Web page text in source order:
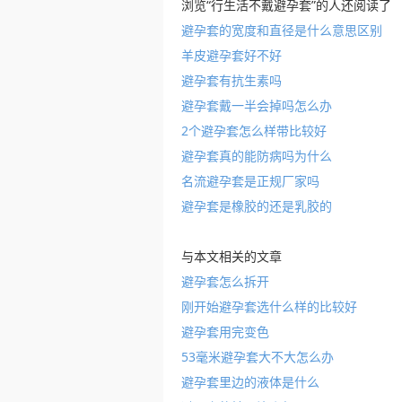
浏览“行生活不戴避孕套”的人还阅读了
避孕套的宽度和直径是什么意思区别
羊皮避孕套好不好
避孕套有抗生素吗
避孕套戴一半会掉吗怎么办
2个避孕套怎么样带比较好
避孕套真的能防病吗为什么
名流避孕套是正规厂家吗
避孕套是橡胶的还是乳胶的
与本文相关的文章
避孕套怎么拆开
刚开始避孕套选什么样的比较好
避孕套用完变色
53毫米避孕套大不大怎么办
避孕套里边的液体是什么